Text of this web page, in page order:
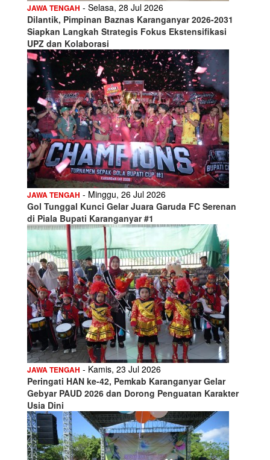
JAWA TENGAH - Selasa, 28 Jul 2026
Dilantik, Pimpinan Baznas Karanganyar 2026-2031
Siapkan Langkah Strategis Fokus Ekstensifikasi
UPZ dan Kolaborasi
JAWA TENGAH - Minggu, 26 Jul 2026
Gol Tunggal Kunci Gelar Juara Garuda FC Serenan
di Piala Bupati Karanganyar #1
JAWA TENGAH - Kamis, 23 Jul 2026
Peringati HAN ke-42, Pemkab Karanganyar Gelar
Gebyar PAUD 2026 dan Dorong Penguatan Karakter
Usia Dini